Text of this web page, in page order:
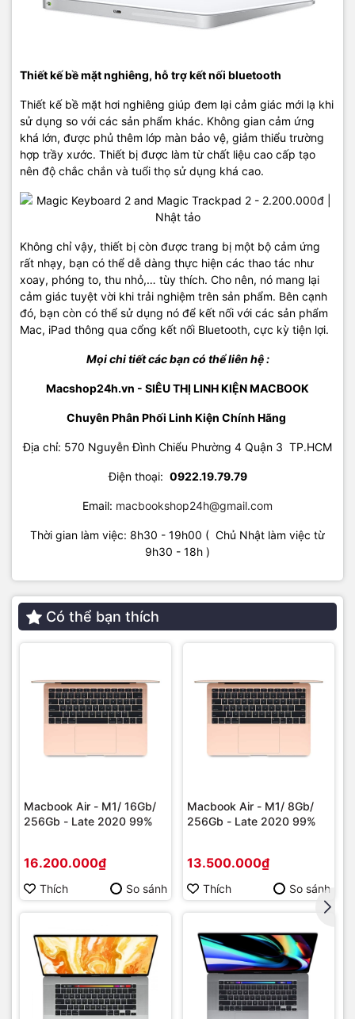
Thiết kế bề mặt nghiêng, hỗ trợ kết nối bluetooth
Thiết kế bề mặt hơi nghiêng giúp đem lại cảm giác mới lạ khi
sử dụng so với các sản phẩm khác. Không gian cảm ứng
khá lớn, được phủ thêm lớp màn bảo vệ, giảm thiểu trường
hợp trầy xước. Thiết bị được làm từ chất liệu cao cấp tạo
nên độ chắc chắn và tuổi thọ sử dụng khá cao.
Không chỉ vậy, thiết bị còn được trang bị một bộ cảm ứng
rất nhạy, bạn có thể dễ dàng thực hiện các thao tác như
xoay, phóng to, thu nhỏ,… tùy thích. Cho nên, nó mang lại
cảm giác tuyệt vời khi trải nghiệm trên sản phẩm. Bên cạnh
đó, bạn còn có thể sử dụng nó để kết nối với các sản phẩm
Mac, iPad thông qua cổng kết nối Bluetooth, cực kỳ tiện lợi.
Mọi chi tiết các bạn có thể liên hệ :
Macshop24h.vn - SIÊU THỊ LINH KIỆN MACBOOK
Chuyên Phân Phối Linh Kiện Chính Hãng
Địa chỉ: 570 Nguyễn Đình Chiểu Phường 4 Quận 3 TP.HCM
Điện thoại: 0922.19.79.79
Email: macbookshop24h@gmail.com
Thời gian làm việc: 8h30 - 19h00 ( Chủ Nhật làm việc từ
9h30 - 18h )
Có thể bạn thích
Macbook Air - M1/ 16Gb/
256Gb - Late 2020 99%
16.200.000₫
Thích So sánh
Macbook Air - M1/ 8Gb/
256Gb - Late 2020 99%
13.500.000₫
Thích So sánh